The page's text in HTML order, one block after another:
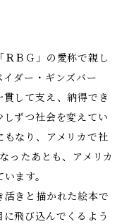
ＢＧ」の愛称で親し
ダー・ギンズバー
して支え、納得でき
ずつ社会を変えてい
もなり、アメリカで社
ったあとも、アメリカ
ます。
活きと描かれた絵本で
飛び込んでくるよう